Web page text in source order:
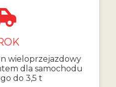
wieloprzejazdowy
dla samochodu
do 3,5 t